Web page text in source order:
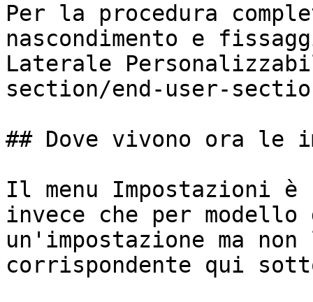
Per la procedura
nascondimento e
Laterale
section/end-user-
## Dove vivono ora le
Il menu Impostazioni
invece che per
un'impostazione ma
corrispondente qui